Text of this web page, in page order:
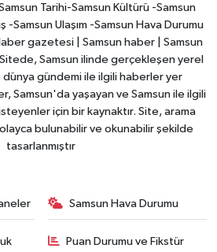
Tarihi-Samsun Kültürü -Samsun
-Samsun Ulaşım -Samsun Hava Durumu
gazetesi | Samsun haber | Samsun
Samsun ilinde gerçekleşen yerel
gündemi ile ilgili haberler yer
Samsun'da yaşayan ve Samsun ile ilgili
için bir kaynaktır. Site, arama
bulunabilir ve okunabilir şekilde
tasarlanmıştır
Samsun Hava Durumu
Puan Durumu ve Fikstür